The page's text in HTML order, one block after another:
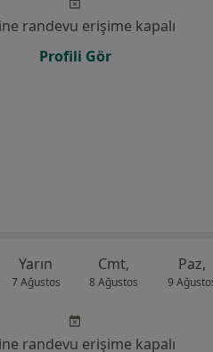
randevu erişime kapalı
Profili Gör
Yarın
7 Ağustos
Cmt,
8 Ağustos
Paz,
9
randevu erişime kapalı